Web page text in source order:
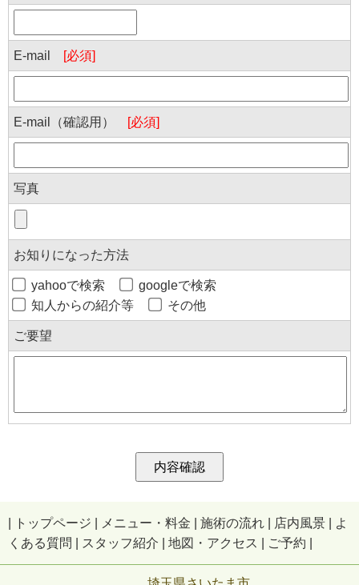
E-mail [必須]
E-mail（確認用） [必須]
写真
お知りになった方法
yahooで検索
googleで検索
知人からの紹介等
その他
ご要望
トップページ メニュー・料金 施術の流れ 店内風景
よ
くある質問
スタッフ紹介 地図・アクセス ご予約